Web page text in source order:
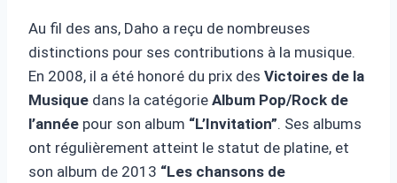
Au fil des ans, Daho a reçu de nombreuses
distinctions pour ses contributions à la musique.
En 2008, il a été honoré du prix des Victoires de la
Musique dans la catégorie Album Pop/Rock de
l’année pour son album “L’Invitation”. Ses albums
ont régulièrement atteint le statut de platine, et
son album de 2013 “Les chansons de